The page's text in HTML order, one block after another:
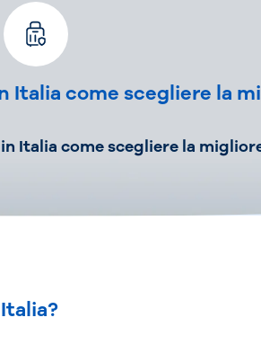
Italia come scegliere la
Italia come scegliere la